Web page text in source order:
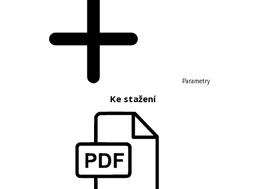
Parametry
Ke stažení